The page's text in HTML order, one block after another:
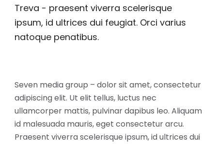
Treva - praesent viverra scelerisque
ipsum, id ultrices dui feugiat. Orci varius
natoque penatibus.
Seven media group – dolor sit amet, consectetur
adipiscing elit. Ut elit tellus, luctus nec
ullamcorper mattis, pulvinar dapibus leo. Aliquam
id malesuada mauris, eget consectetur arcu.
Praesent viverra scelerisque ipsum, id ultrices dui